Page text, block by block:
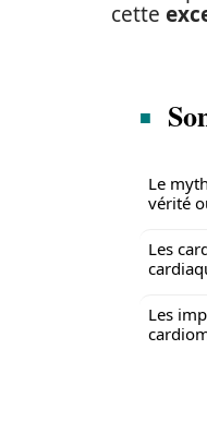
cette
Le
vérité
Les
Les